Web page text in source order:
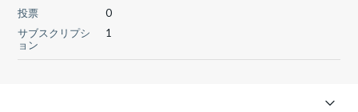
投票
0
サブスクリプシ
ョン
1